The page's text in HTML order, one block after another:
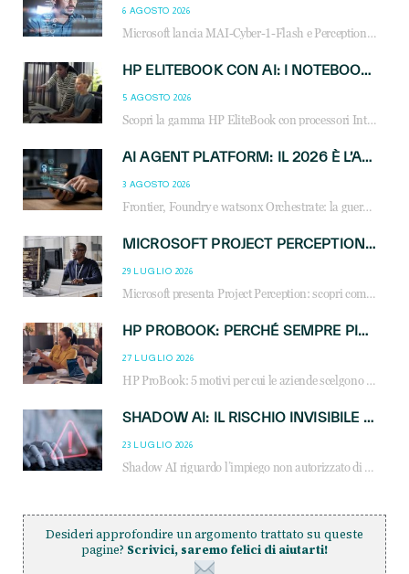
6 AGOSTO 2026
Microsoft lancia MAI-Cyber-1-Flash e Perception: cybersecurity agentica in preview dal 3 novembre. Cosa cambia per MSP, system integrator e reseller.
HP ELITEBOOK CON AI: I NOTEBOOK BUSINESS INTELLIGENTI CHE TRASFORMANO PRODUTTIVITÀ, SICUREZZA E LAVORO IBRIDO
5 AGOSTO 2026
Scopri la gamma HP EliteBook con processori Intel® Core™ Ultra e AMD Ryzen™ AI. Notebook business progettati per aumentare la produttività, migliorare la collaborazione e garantire sicurezza avanzata in ufficio e in mobilità.
AI AGENT PLATFORM: IL 2026 È L’ANNO DEL «SISTEMA OPERATIVO» PER GLI AGENTI AZIENDALI
3 AGOSTO 2026
Frontier, Foundry e watsonx Orchestrate: la guerra delle piattaforme AI agent ridisegna il mercato IT. Cosa cambia per reseller, MSP e system integrator.
MICROSOFT PROJECT PERCEPTION: COME GLI AGENTI AI CAMBIERANNO SOC, CYBERSECURITY E SERVIZI MSP
29 LUGLIO 2026
Microsoft presenta Project Perception: scopri come gli agenti AI possono trasformare cybersecurity, SOC e servizi gestiti degli MSP.
HP PROBOOK: PERCHÉ SEMPRE PIÙ AZIENDE SCELGONO NOTEBOOK PROGETTATI PER IL LAVORO MODERNO
27 LUGLIO 2026
HP ProBook: 5 motivi per cui le aziende scelgono i notebook business HP per migliorare produttività, sicurezza e gestione dell’AI.
SHADOW AI: IL RISCHIO INVISIBILE CHE LE AZIENDE POSSONO GOVERNARE
23 LUGLIO 2026
Shadow AI riguardo l’impiego non autorizzato di sistemi AI all’interno dell’azienda. E’ una pratica che si diffonde a partire dai dipendenti fino ai dirigenti e mette a repentaglio la cybersecurity, con costi più elevati per le organizzazioni. Due recenti report illustrano il fenomeno e forniscono dati in merito
Desideri approfondire un argomento trattato su queste
pagine? Scrivici, saremo felici di aiutarti!